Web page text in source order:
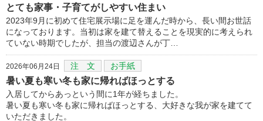
とても家事・子育てがしやすい住まい
2023年9月に初めて住宅展示場に足を運んだ時から、長い間お世話
になっております。当初は家を建て替えることを現実的に考えられ
ていない時期でしたが、担当の渡辺さんが丁…
2026年06月24日 注 文 お手紙
暑い夏も寒い冬も家に帰ればほっとする
入居してからあっという間に1年が経ちました。
暑い夏も寒い冬も家に帰ればほっとする、大好きな我が家を建てて
いただきました。